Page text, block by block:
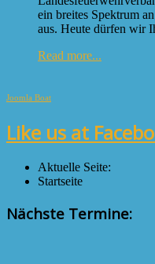
ein breites Spektrum
aus. Heute dürfen wir
Read more...
Joomla Boat
Like us at
Aktuelle Seite:
Startseite
Nächste Termine: